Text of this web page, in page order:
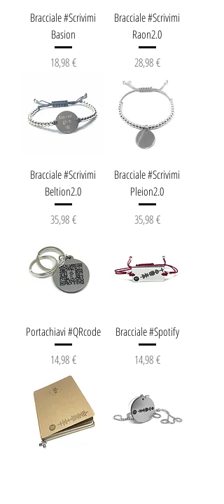
Bracciale #Scrivimi
Basion
Prezzo
18,98 €
Bracciale #Scrivimi
Raon2.0
Prezzo
28,98 €
Bracciale #Scrivimi
Beltion2.0
Prezzo
35,98 €
Bracciale #Scrivimi
Pleion2.0
Prezzo
35,98 €
Portachiavi #QRcode
Prezzo
14,98 €
Bracciale #Spotify
Prezzo
14,98 €